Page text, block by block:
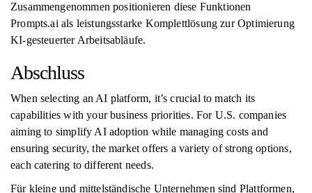
Zusammengenommen positionieren diese Funktionen
Prompts.ai als leistungsstarke Komplettlösung zur Optimierung
KI-gesteuerter Arbeitsabläufe.
Abschluss
When selecting an AI platform, it’s crucial to match its
capabilities with your business priorities. For U.S. companies
aiming to simplify AI adoption while managing costs and
ensuring security, the market offers a variety of strong options,
each catering to different needs.
Für kleine und mittelständische Unternehmen sind Plattformen,